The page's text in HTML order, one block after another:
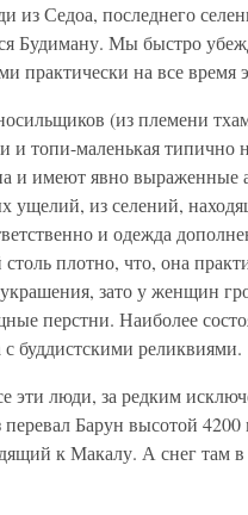
из Седоа, последнего
Будиману. Мы быстро
практически на все время
(из племени
и топи-маленькая типично
и имеют явно выраженные
ущелий, из селений,
и одежда
столь плотно, что, она
зато у женщин
перстни. Наиболее
с буддистскими реликвиями.
эти люди, за редким
перевал Барун высотой
к Макалу. А снег там